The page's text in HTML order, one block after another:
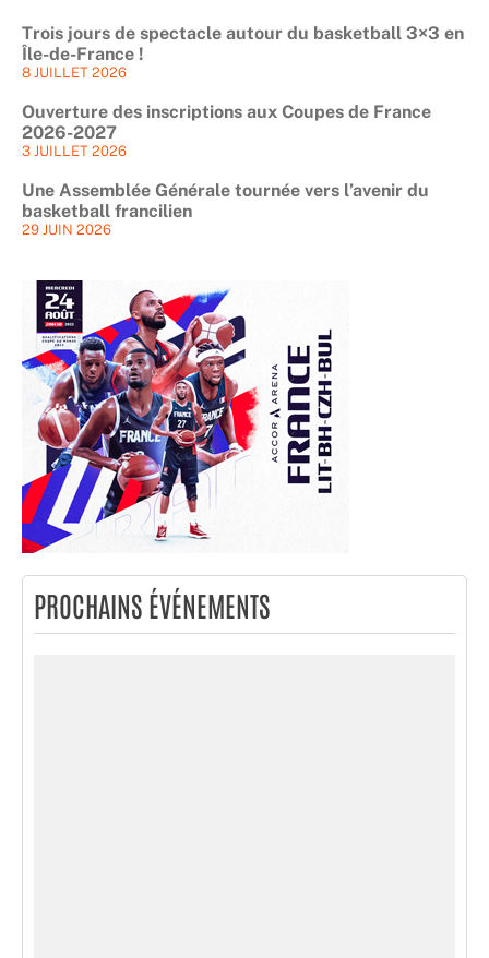
Trois jours de spectacle autour du basketball 3×3 en
Île-de-France !
8 JUILLET 2026
Ouverture des inscriptions aux Coupes de France
2026-2027
3 JUILLET 2026
Une Assemblée Générale tournée vers l’avenir du
basketball francilien
29 JUIN 2026
PROCHAINS ÉVÉNEMENTS